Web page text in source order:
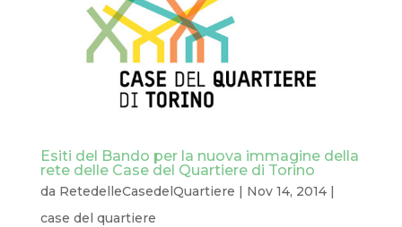
Esiti del Bando per la nuova immagine della
rete delle Case del Quartiere di Torino
da RetedelleCasedelQuartiere | Nov 14, 2014|
case del quartiere